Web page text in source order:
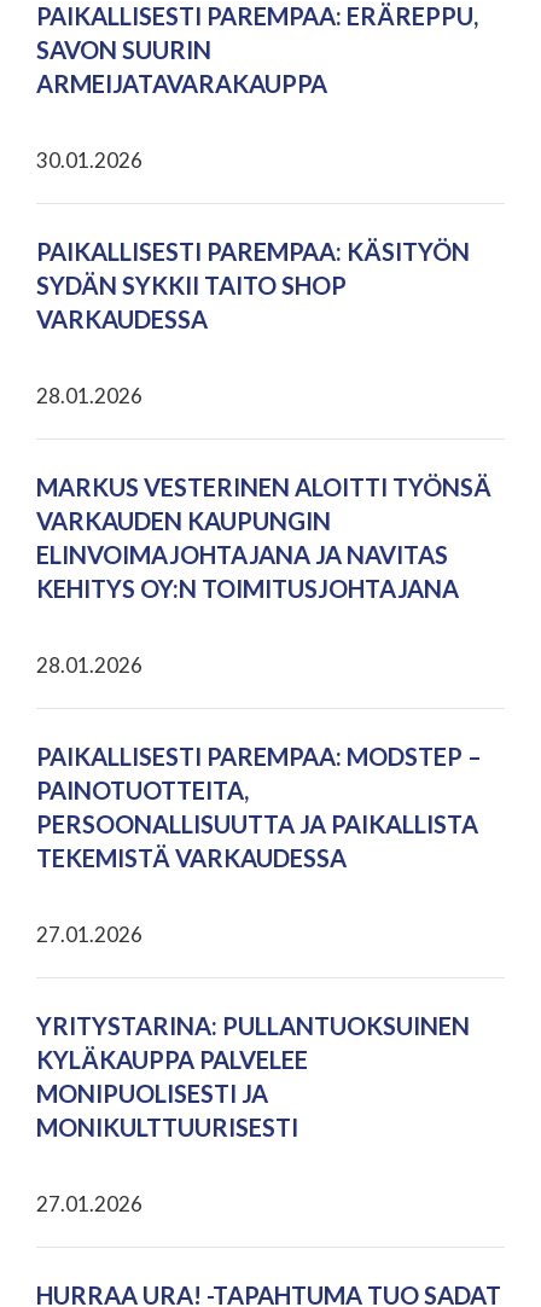
PAIKALLISESTI PAREMPAA: ERÄREPPU,
SAVON SUURIN
ARMEIJATAVARAKAUPPA
30.01.2026
PAIKALLISESTI PAREMPAA: KÄSITYÖN
SYDÄN SYKKII TAITO SHOP
VARKAUDESSA
28.01.2026
MARKUS VESTERINEN ALOITTI TYÖNSÄ
VARKAUDEN KAUPUNGIN
ELINVOIMAJOHTAJANA JA NAVITAS
KEHITYS OY:N TOIMITUSJOHTAJANA
28.01.2026
PAIKALLISESTI PAREMPAA: MODSTEP –
PAINOTUOTTEITA,
PERSOONALLISUUTTA JA PAIKALLISTA
TEKEMISTÄ VARKAUDESSA
27.01.2026
YRITYSTARINA: PULLANTUOKSUINEN
KYLÄKAUPPA PALVELEE
MONIPUOLISESTI JA
MONIKULTTUURISESTI
27.01.2026
HURRAA URA! -TAPAHTUMA TUO SADAT